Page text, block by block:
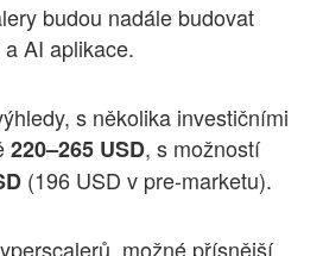
budou nadále budovat
AI aplikace.
s několika investičními
220–265 USD, s možností
(196 USD v pre-marketu).
možné přísnější